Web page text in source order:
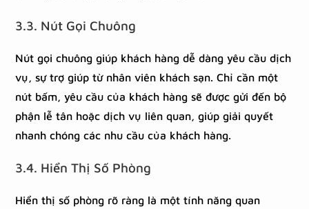
3.3. Nút Gọi Chuông
Nút gọi chuông giúp khách hàng dễ dàng yêu cầu dịch
vụ, sự trợ giúp từ nhân viên khách sạn. Chỉ cần một
nút bấm, yêu cầu của khách hàng sẽ được gửi đến bộ
phận lễ tân hoặc dịch vụ liên quan, giúp giải quyết
nhanh chóng các nhu cầu của khách hàng.
3.4. Hiển Thị Số Phòng
Hiển thị số phòng rõ ràng là một tính năng quan